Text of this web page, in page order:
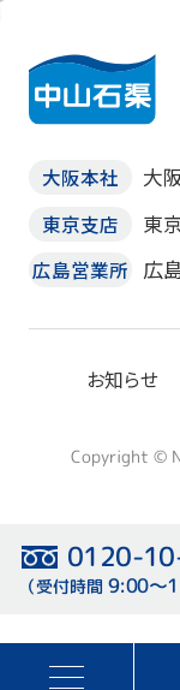
大阪本社 大
東京支店 東
広島営業所 広
お知らせ
Copyright ©
0120-
（受付時間 9:00〜